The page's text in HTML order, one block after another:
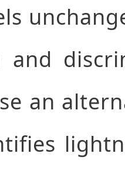
and
an